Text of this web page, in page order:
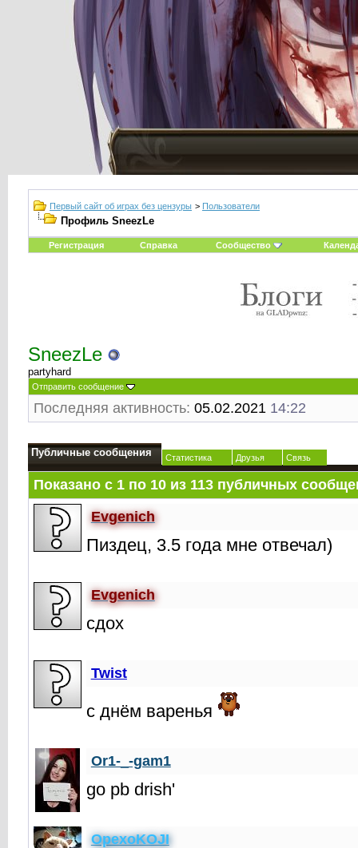
Первый сайт об играх без цензуры > Пользователи
Профиль SneezLe
Регистрация Справка Сообщество
SneezLe
partyhard
Отправить сообщение
Последняя активность: 05.02.2021 14:22
Публичные сообщения Статистика Друзья Связь
Показано с 1 по 10из 113публичных
Evgenich
Пиздец, 3.5 года мне отвечал)
Evgenich
сдох
Twist
с днём варенья
Or1-_-gam1
go pb drish'
OpexoKOJI